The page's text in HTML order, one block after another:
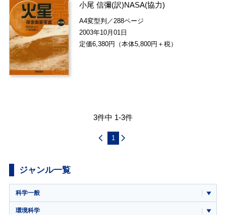
小尾 信彌(訳)NASA(協力)
A4変型判／288ページ
2003年10月01日
定価6,380円（本体5,800円＋税）
3件中 1-3件
1
ジャンル一覧
科学一般
環境科学